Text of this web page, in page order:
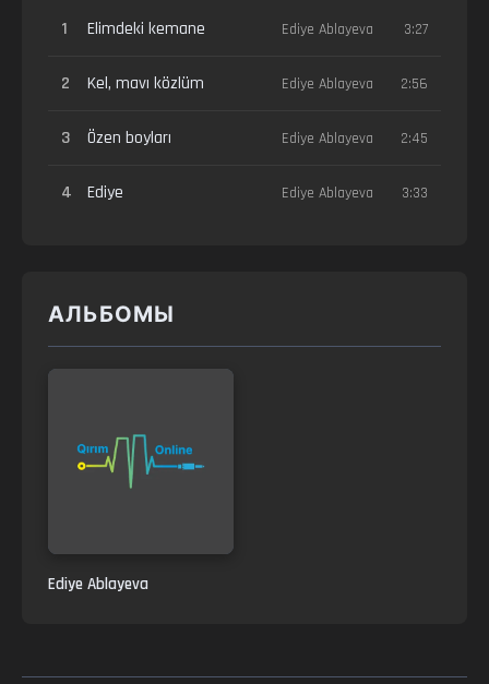
1 Elimdeki kemane Ediye Ablayeva 3:27
2 Kel, mavı közlüm Ediye Ablayeva 2:56
3 Özen boyları Ediye Ablayeva 2:45
4 Ediye Ediye Ablayeva 3:33
АЛЬБОМЫ
Ediye Ablayeva